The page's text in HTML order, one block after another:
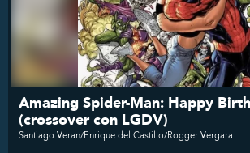
Amazing Spider-Man: Happy
(crossover con LGDV)
Santiago Veran/Enrique del Castillo/Rogger Vergara